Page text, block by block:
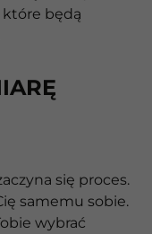
które będą
się proces.
samemu sobie.
wybrać